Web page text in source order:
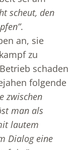
scheut, den
.
an, sie
zu
schaden
folgende
zwischen
man als
lautem
Dialog eine